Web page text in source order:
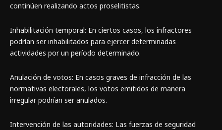
continúen realizando actos proselitistas.
Inhabilitación temporal: En ciertos casos, los infractores
podrían ser inhabilitados para ejercer determinadas
actividades por un período determinado.
Anulación de votos: En casos graves de infracción de las
normativas electorales, los votos emitidos de manera
irregular podrían ser anulados.
Intervención de las autoridades: Las fuerzas de seguridad